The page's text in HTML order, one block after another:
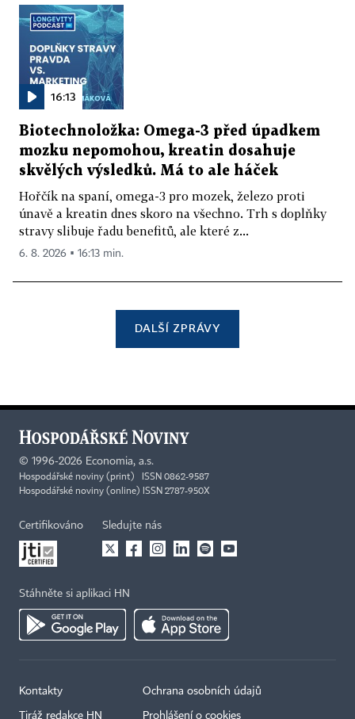
16:13
Biotechnoložka: Omega-3 před úpadkem
mozku nepomohou, kreatin dosahuje
skvělých výsledků. Má to ale háček
Hořčík na spaní, omega-3 pro mozek, železo proti
únavě a kreatin dnes skoro na všechno. Trh s doplňky
stravy slibuje řadu benefitů, ale které z...
6. 8. 2026 ▪ 16:13 min.
DALŠÍ ZPRÁVY
© 1996-2026 Economia, a.s.
Hospodářské noviny (print) ISSN 0862-9587
Hospodářské noviny (online) ISSN 2787-950X
Certifikováno Sledujte nás
Stáhněte si aplikaci HN
Kontakty
Tiráž redakce HN
Ochrana osobních údajů
Prohlášení o cookies